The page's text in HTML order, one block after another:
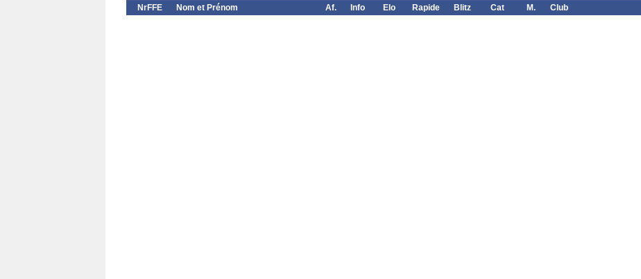
NrFFE Nom et Prénom Af. Info Elo Rapide Blitz Cat M. Club